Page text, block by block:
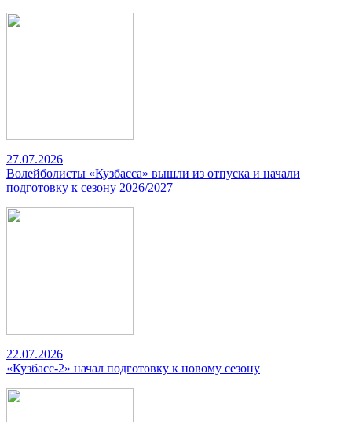
27.07.2026
Волейболисты «Кузбасса» вышли из отпуска и начали
подготовку к сезону 2026/2027
22.07.2026
«Кузбасс-2» начал подготовку к новому сезону